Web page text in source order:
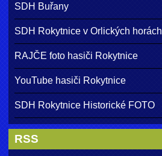
SDH Buřany
SDH Rokytnice v Orlických horách
RAJČE foto hasiči Rokytnice
YouTube hasiči Rokytnice
SDH Rokytnice Historické FOTO
RSS